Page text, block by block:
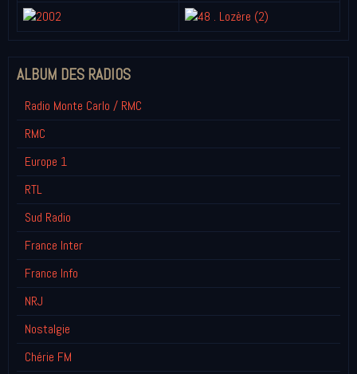
ALBUM DES RADIOS
Radio Monte Carlo / RMC
RMC
Europe 1
RTL
Sud Radio
France Inter
France Info
NRJ
Nostalgie
Chérie FM